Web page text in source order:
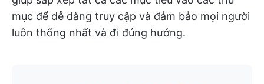
mục để dễ dàng truy cập và đảm bảo mọi người
luôn thống nhất và đi đúng hướng.